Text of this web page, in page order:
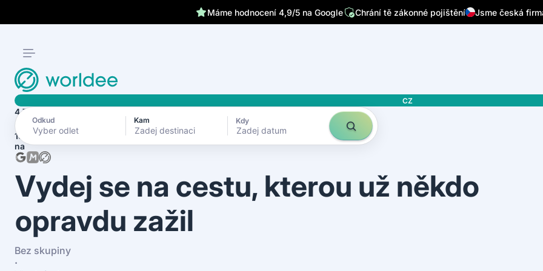
Klientům kryjeme záda 24/7 Píšou o nás přední česká média Sleduje nás 32 tisíc lidí na
CZ
Odkud Kam Kdy
Zadej datum
4.7
1870+ recenzí
na
Vydej se na cestu, kterou už někdo
opravdu zažil
Bez skupiny
·